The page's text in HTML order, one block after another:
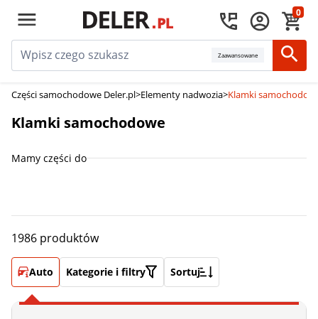
0
Zaawansowane
Części samochodowe Deler.pl>Elementy nadwozia>Klamki
Klamki samochodowe
Mamy części do
1986 produktów
Auto Kategorie i filtry Sortuj